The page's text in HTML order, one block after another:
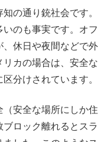
の通り銃社会です。
のも事実です。オフ
、休日や夜間などで外
カの場合は、安全な
分けされています。
安全な場所にしか住
ロック離れるとスラ